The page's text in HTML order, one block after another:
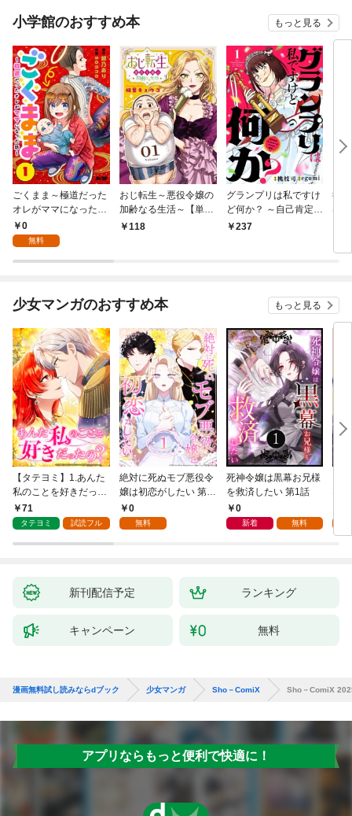
小学館のおすすめ本 もっと見る
ごくまま～極道だった
オレがママになった話
～【単話】（１）
0
無料
おじ転生～悪役令嬢の
加齢なる生活～【単
話】（１）
118
グランプリは私ですけ
ど何か？ ～自己肯定モ
ンスターのミスコン無
237
後
は
少女マンガのおすすめ本 もっと見る
【タテヨミ】1.あんた
私のことを好きだった
の？
71
タテヨミ 試読フル
絶対に死ぬモブ悪役令
嬢は初恋がしたい 第1
話0
無料
死神令嬢は黒幕お兄様
を救済したい 第1話
0
新着 無料
な
新刊配信予定 ランキング
キャンペーン 無料
漫画無料試し読みならdブック 少女マンガ Sho－ComiX Sho－ComiX
アプリならもっと便利で快適に！